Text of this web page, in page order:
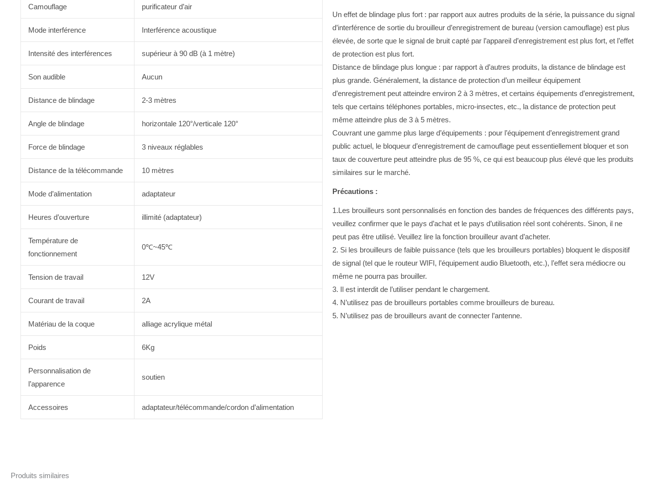
Camouflage purificateur d’air
Mode interférence Interférence acoustique
Intensité des interférences supérieur à 90 dB (à 1 mètre)
Son audible Aucun
Distance de blindage 2-3 mètres
Angle de blindage horizontale 120°/verticale 120°
Force de blindage 3 niveaux réglables
Distance de la télécommande 10 mètres
Mode d’alimentation adaptateur
Heures d’ouverture illimité (adaptateur)
Température de
fonctionnement
0℃~45℃
Tension de travail 12V
Courant de travail 2A
Matériau de la coque alliage acrylique métal
Poids 6Kg
Personnalisation de
l’apparence
soutien
Accessoires adaptateur/télécommande/cordon d’alimentation
Un effet de blindage plus fort : par rapport aux autres produits de la série, la puissance du signal
d’interférence de sortie du brouilleur d’enregistrement de bureau (version camouflage) est plus
élevée, de sorte que le signal de bruit capté par l’appareil d’enregistrement est plus fort, et l’effet
de protection est plus fort.
Distance de blindage plus longue : par rapport à d’autres produits, la distance de blindage est
plus grande. Généralement, la distance de protection d’un meilleur équipement
d’enregistrement peut atteindre environ 2 à 3 mètres, et certains équipements d’enregistrement,
tels que certains téléphones portables, micro-insectes, etc., la distance de protection peut
même atteindre plus de 3 à 5 mètres.
Couvrant une gamme plus large d’équipements : pour l’équipement d’enregistrement grand
public actuel, le bloqueur d’enregistrement de camouflage peut essentiellement bloquer et son
taux de couverture peut atteindre plus de 95 %, ce qui est beaucoup plus élevé que les produits
similaires sur le marché.
Précautions :
1.Les brouilleurs sont personnalisés en fonction des bandes de fréquences des différents pays,
veuillez confirmer que le pays d’achat et le pays d’utilisation réel sont cohérents. Sinon, il ne
peut pas être utilisé. Veuillez lire la fonction brouilleur avant d’acheter.
2. Si les brouilleurs de faible puissance (tels que les brouilleurs portables) bloquent le dispositif
de signal (tel que le routeur WIFI, l’équipement audio Bluetooth, etc.), l’effet sera médiocre ou
même ne pourra pas brouiller.
3. Il est interdit de l’utiliser pendant le chargement.
4. N’utilisez pas de brouilleurs portables comme brouilleurs de bureau.
5. N’utilisez pas de brouilleurs avant de connecter l’antenne.
Produits similaires